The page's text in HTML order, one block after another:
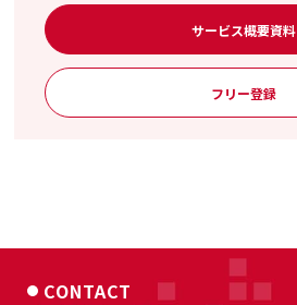
サービス概要資料
フリー登録
CONTACT